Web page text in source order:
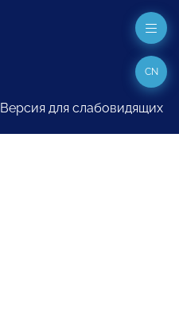
Версия для слабовидящих
CN